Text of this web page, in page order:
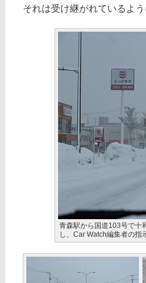
それは受け継がれているよう
青森駅から国道103号で十
し、Car Watch編集者の指